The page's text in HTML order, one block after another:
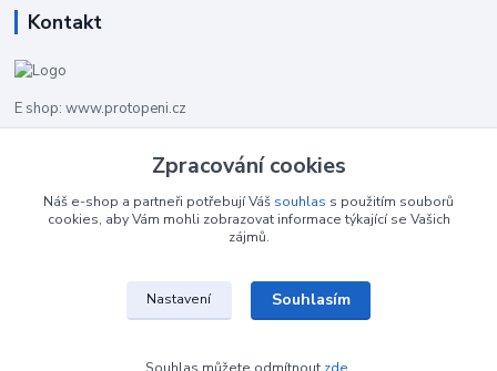
Kontakt
E shop: www.protopeni.cz
+420 483 710 226
info@protopeni.cz
Zpracování cookies
Náš e-shop a partneři potřebují Váš souhlas s použitím souborů
cookies, aby Vám mohli zobrazovat informace týkající se Vašich
zájmů.
Nastavení Souhlasím